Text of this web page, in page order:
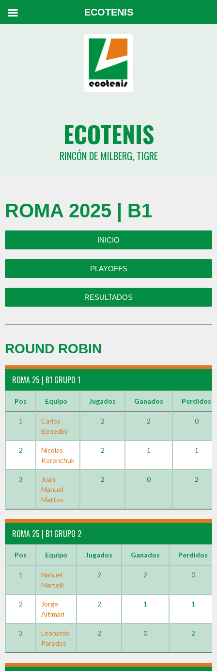
ECOTENIS
RINCÓN DE MILBERG, TIGRE
ROMA 2025 | B1
INICIO
PLAYOFFS
RESULTADOS
ROUND ROBIN
ROMA 25 | B1 GRUPO 1
Pos Equipo Jugados Ganados Perdidos
1
Carlos
Benedini
2 2 0
2
Nicolas
Korenchuk
2 1 1
3
Juan
Manuel
Mattos
2 0 2
ROMA 25 | B1 GRUPO 2
Pos Equipo Jugados Ganados Perdidos
1
Nahuel
Martelli
2 2 0
2
Jorge
Altimari
2 1 1
3
Leonardo
Paredes
2 0 2
ECOTENIS